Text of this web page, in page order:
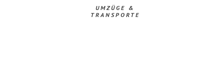
UMZÜGE &
TRANSPORTE